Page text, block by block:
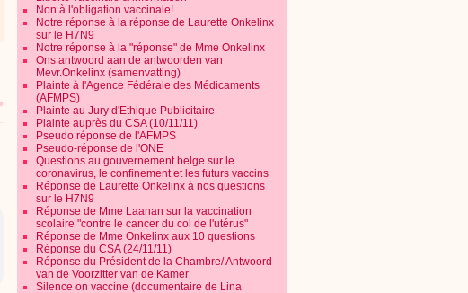
Non à l'obligation vaccinale!
Notre réponse à la réponse de Laurette Onkelinx
sur le H7N9
Notre réponse à la "réponse" de Mme Onkelinx
Ons antwoord aan de antwoorden van
Mevr.Onkelinx (samenvatting)
Plainte à l'Agence Fédérale des Médicaments
(AFMPS)
Plainte au Jury d'Ethique Publicitaire
Plainte auprès du CSA (10/11/11)
Pseudo réponse de l'AFMPS
Pseudo-réponse de l'ONE
Questions au gouvernement belge sur le
coronavirus, le confinement et les futurs vaccins
Réponse de Laurette Onkelinx à nos questions
sur le H7N9
Réponse de Mme Laanan sur la vaccination
scolaire "contre le cancer du col de l'utérus"
Réponse de Mme Onkelinx aux 10 questions
Réponse du CSA (24/11/11)
Réponse du Président de la Chambre/ Antwoord
van de Voorzitter van de Kamer
Silence on vaccine (documentaire de Lina